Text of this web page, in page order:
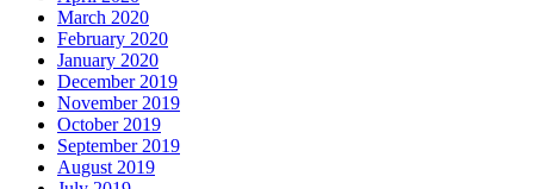
March 2020
February 2020
January 2020
December 2019
November 2019
October 2019
September 2019
August 2019